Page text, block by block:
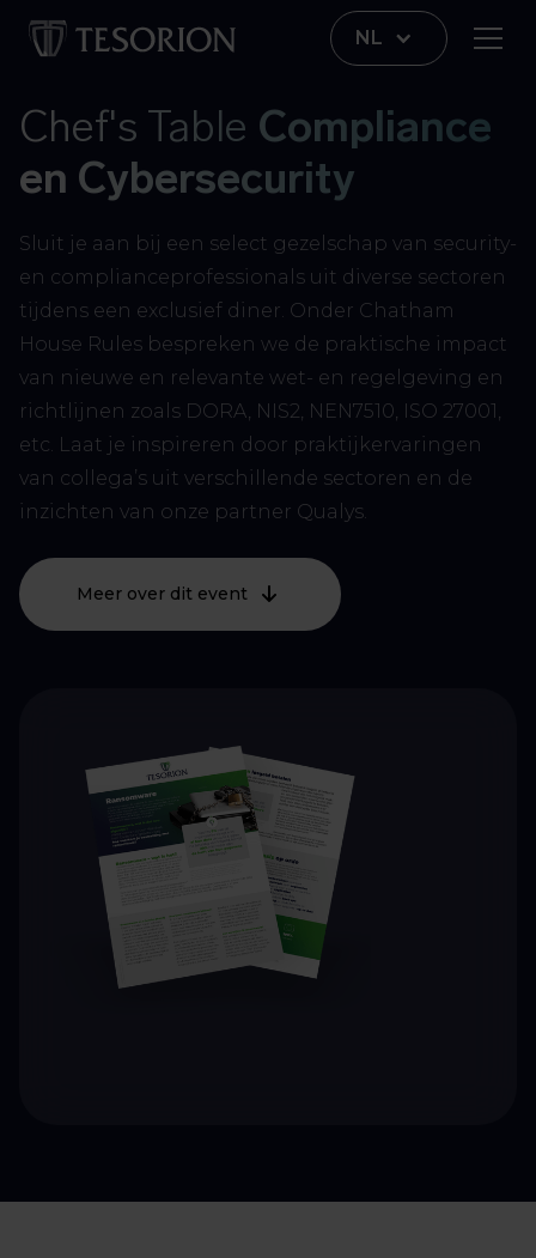
NL
Chef's Table Compliance
en Cybersecurity
Sluit je aan bij een select gezelschap van security-
en complianceprofessionals uit diverse sectoren
tijdens een exclusief diner. Onder Chatham
House Rules bespreken we de praktische impact
van nieuwe en relevante wet- en regelgeving en
richtlijnen zoals DORA, NIS2, NEN7510, ISO 27001,
etc. Laat je inspireren door praktijkervaringen
van collega’s uit verschillende sectoren en de
inzichten van onze partner Qualys.
Meer over dit event